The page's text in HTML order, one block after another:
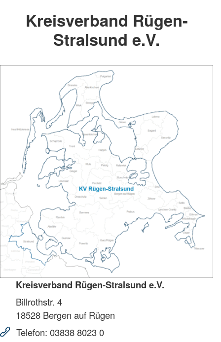
Kreisverband Rügen-
Stralsund e.V.
Kreisverband Rügen-Stralsund e.V.
Billrothstr. 4
18528 Bergen auf Rügen
Telefon: 03838 8023 0